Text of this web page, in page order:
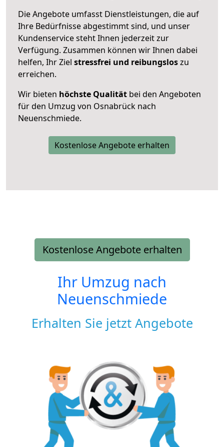
Die Angebote umfasst Dienstleistungen, die auf
Ihre Bedürfnisse abgestimmt sind, und unser
Kundenservice steht Ihnen jederzeit zur
Verfügung. Zusammen können wir Ihnen dabei
helfen, Ihr Ziel stressfrei und reibungsloszu
erreichen.
Wir bieten höchste Qualität bei den Angeboten
für den Umzug von Osnabrück nach
Neuenschmiede.
Kostenlose Angebote erhalten
Kostenlose Angebote erhalten
Ihr Umzug nach
Neuenschmiede
Erhalten Sie jetzt Angebote